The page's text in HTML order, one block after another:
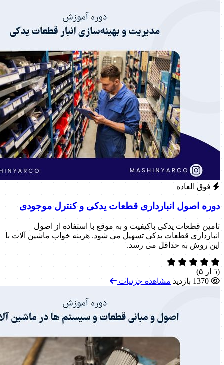
فوق العاده
دوره اصول انبارداری قطعات یدکی و کنترل موجودی
تامین قطعات یدکی باکیفیت و به موقع با استفاده از اصول
انبارداری قطعات یدکی تسهیل می شود. هزینه خواب ماشین آلات با
این روش به حداقل می رسد.
(5 از ۵)
1370 بازدید
مشاهده جزئیات